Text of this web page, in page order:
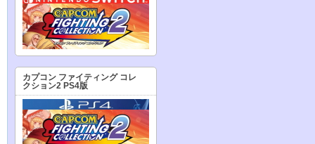
カプコン ファイティング コレ
クション2 PS4版